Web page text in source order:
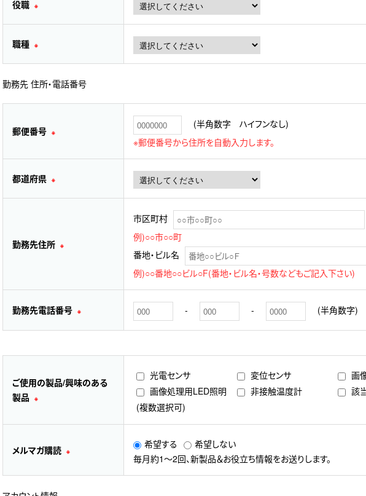
役職 ※
職種 ※
勤務先 住所・電話番号
郵便番号 ※
(半角数字 ハイフンなし)
※郵便番号から住所を自動入力します。
都道府県 ※
勤務先住所 ※
市区町村
例)○○市○○町
番地・ビル名
例)○○番地○○ビル○F(番地・ビル名・号数などもご記入下さい)
勤務先電話番号 ※ - - (半角数字)
ご使用の製品/興味のある
製品
※
光電センサ 変位センサ
画
画像処理用LED照明
非接触温度計
該
(複数選択可)
メルマガ購読 ※
希望する
希望しない
毎月約1～2回、新製品＆お役立ち情報をお送りします。